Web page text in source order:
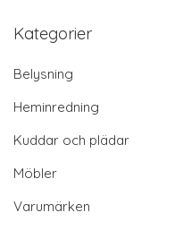
Kategorier
Belysning
Heminredning
Kuddar och plädar
Möbler
Varumärken